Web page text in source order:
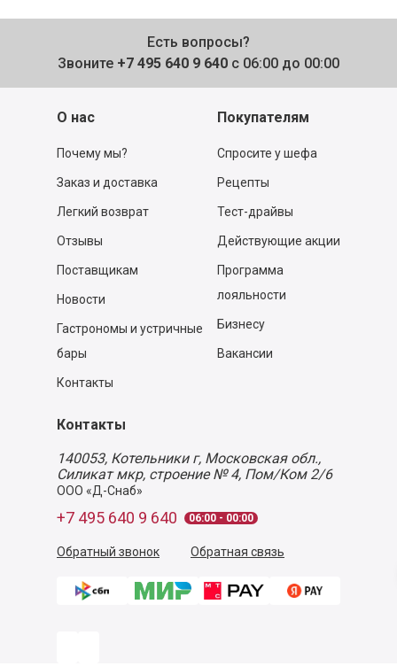
Есть вопросы?
Звоните +7 495 640 9 640 с 06:00 до 00:00
О нас
Почему мы?
Заказ и доставка
Легкий возврат
Отзывы
Поставщикам
Новости
Гастрономы и устричные
бары
Контакты
Покупателям
Спросите у шефа
Рецепты
Тест-драйвы
Действующие акции
Программа
лояльности
Бизнесу
Вакансии
Контакты
140053, Котельники г, Московская обл.,
Силикат мкр, строение № 4, Пом/Ком 2/6
ООО «Д-Снаб»
+7 495 640 9 640 06:00 - 00:00
Обратный звонок Обратная связь